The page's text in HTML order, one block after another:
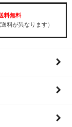
料無料
料が異なります）